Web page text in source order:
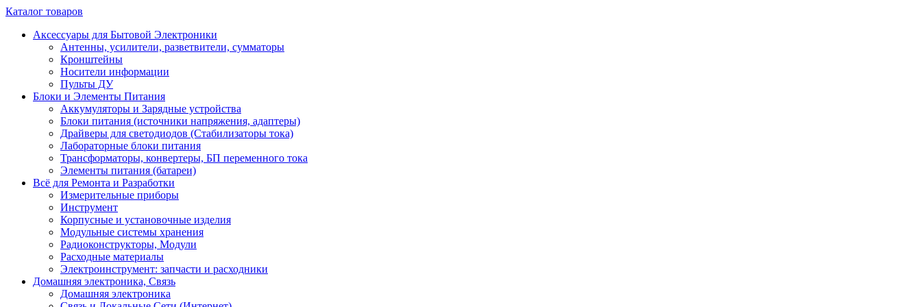
Каталог товаров
Аксессуары для Бытовой Электроники
Антенны, усилители, разветвители, сумматоры
Кронштейны
Носители информации
Пульты ДУ
Блоки и Элементы Питания
Аккумуляторы и Зарядные устройства
Блоки питания (источники напряжения, адаптеры)
Драйверы для светодиодов (Стабилизаторы тока)
Лабораторные блоки питания
Трансформаторы, конвертеры, БП переменного тока
Элементы питания (батареи)
Всё для Ремонта и Разработки
Измерительные приборы
Инструмент
Корпусные и установочные изделия
Модульные системы хранения
Радиоконструкторы, Модули
Расходные материалы
Электроинструмент: запчасти и расходники
Домашняя электроника, Связь
Домашняя электроника